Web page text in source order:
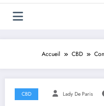
Accueil CBD
CBD Lady De Paris